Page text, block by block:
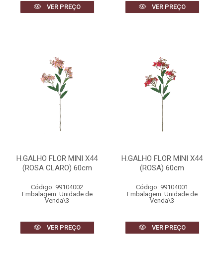
VER PREÇO VER PREÇO
H.GALHO FLOR MINI X44
(ROSA CLARO) 60cm
Código: 99104002
Embalagem: Unidade de
Venda\3
VER PREÇO
H.GALHO FLOR MINI X44
(ROSA) 60cm
Código: 99104001
Embalagem: Unidade de
Venda\3
VER PREÇO